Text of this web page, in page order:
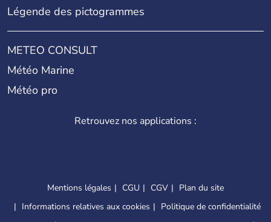
Légende des pictogrammes
METEO CONSULT
Météo Marine
Météo pro
Retrouvez nos applications :
Mentions légales CGU CGV
Plan du site
Informations relatives aux cookies
Politique de confidentialité